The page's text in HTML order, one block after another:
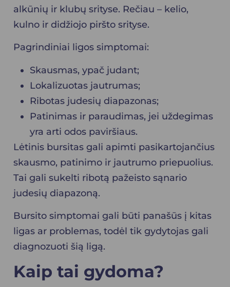
alkūnių ir klubų srityse. Rečiau – kelio,
kulno ir didžiojo piršto srityse.
Pagrindiniai ligos simptomai:
Skausmas, ypač judant;
Lokalizuotas jautrumas;
Ribotas judesių diapazonas;
Patinimas ir paraudimas, jei uždegimas
yra arti odos paviršiaus.
Lėtinis bursitas gali apimti pasikartojančius
skausmo, patinimo ir jautrumo priepuolius.
Tai gali sukelti ribotą pažeisto sąnario
judesių diapazoną.
Bursito simptomai gali būti panašūs į kitas
ligas ar problemas, todėl tik gydytojas gali
diagnozuoti šią ligą.
Kaip tai gydoma?